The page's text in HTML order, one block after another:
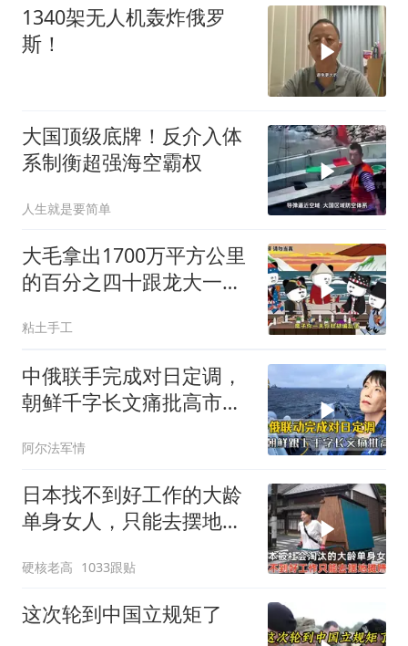
1340架无人机轰炸俄罗
斯！
大国顶级底牌！反介入体
系制衡超强海空霸权
人生就是要简单
大毛拿出1700万平方公里
的百分之四十跟龙大一起
粘土手工
中俄联手完成对日定调，
朝鲜千字长文痛批高市，
阿尔法军情
日本找不到好工作的大龄
单身女人，只能去摆地
硬核老高 1033跟贴
这次轮到中国立规矩了